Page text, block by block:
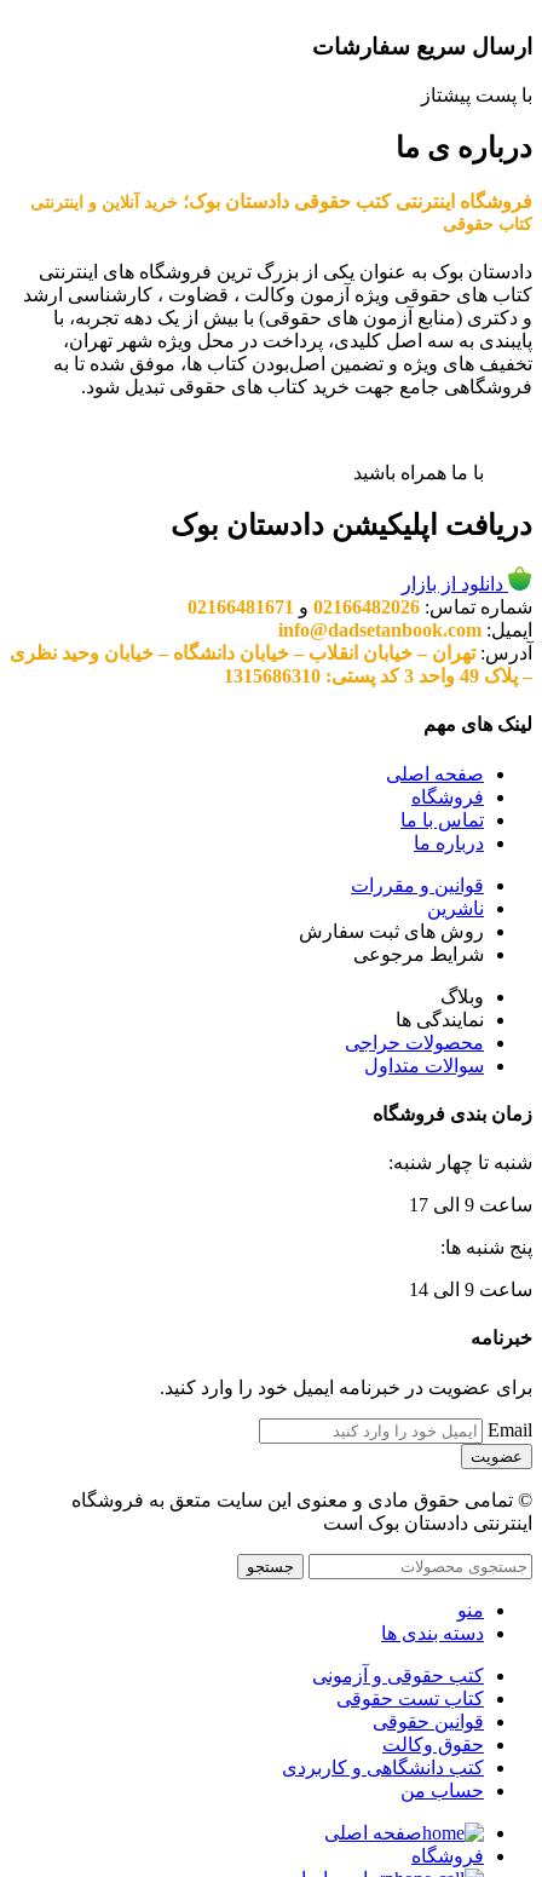
ارسال سریع سفارشات
با پست پیشتاز
درباره ی ما
فروشگاه اینترنتی کتب حقوقی دادستان بوک؛ خرید آنلاین و اینترنتی
کتاب حقوقی
دادستان بوک به عنوان یکی از بزرگ ترین فروشگاه های اینترنتی
کتاب های حقوقی ویژه آزمون وکالت ، قضاوت ، کارشناسی ارشد
و دکتری (منابع آزمون های حقوقی) با بیش از یک دهه تجربه، با
پایبندی به سه اصل کلیدی، پرداخت در محل ویژه شهر تهران،
تخفیف های ویژه و تضمین اصل‌بودن کتاب ها، موفق شده تا به
فروشگاهی جامع جهت خرید کتاب های حقوقی تبدیل شود.
با ما همراه باشید
دریافت اپلیکیشن دادستان بوک
دانلود از بازار
شماره تماس: 02166482026 و 02166481671
ایمیل: info@dadsetanbook.com
آدرس:تهران – خیابان انقلاب – خیابان دانشگاه – خیابان وحید نظری
– پلاک 49 واحد 3 کد پستی: 1315686310
لینک های مهم
صفحه اصلی
فروشگاه
تماس با ما
درباره ما
قوانین و مقررات
ناشرین
روش های ثبت سفارش
شرایط مرجوعی
وبلاگ
نمایندگی ها
محصولات حراجی
سوالات متداول
زمان بندی فروشگاه
شنبه تا چهار شنبه:
ساعت 9 الی 17
پنج شنبه ها:
ساعت 9 الی 14
خبرنامه
برای عضویت در خبرنامه ایمیل خود را وارد کنید.
Email
© تمامی حقوق مادی و معنوی این سایت متعق به فروشگاه
اینترنتی دادستان بوک است
جستجو
منو
دسته بندی ها
کتب حقوقی و آزمونی
کتاب تست حقوقی
قوانین حقوقی
حقوق وکالت
کتب دانشگاهی و کاربردی
حساب من
صفحه اصلی
فروشگاه